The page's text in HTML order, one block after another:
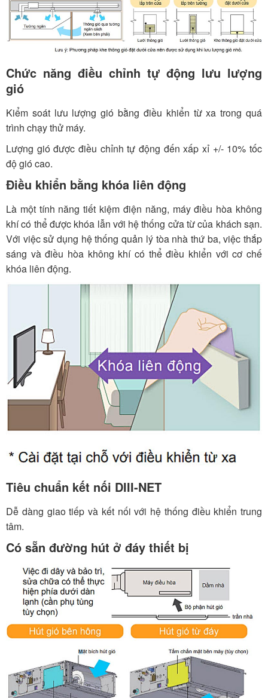
Chức năng điều chỉnh tự động lưu lượng
gió
Kiểm soát lưu lượng gió bằng điều khiển từ xa trong quá
trình chạy thử máy.
Lượng gió được điều chỉnh tự động đến xấp xỉ +/- 10% tốc
độ gió cao.
Điều khiển bằng khóa liên động
Là một tính năng tiết kiệm điện năng, máy điều hòa không
khí có thể được khóa lẫn với hệ thống cửa từ của khách sạn.
Với việc sử dụng hệ thống quản lý tòa nhà thứ ba, việc thắp
sáng và điều hòa không khí có thể điều khiển với cơ chế
khóa liên động.
Tiêu chuẩn kết nối DIII-NET
Dễ dàng giao tiếp và kết nối với hệ thống điều khiển trung
tâm.
Có sẵn đường hút ở đáy thiết bị